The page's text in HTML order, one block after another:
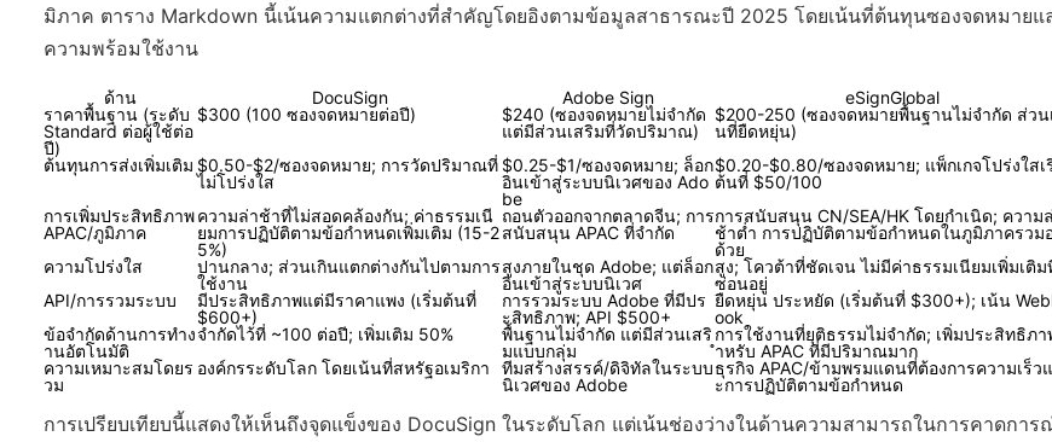
มิภาค ตาราง Markdown นี้เน้นความแตกต่างที่สำคัญโดยอิงตามข้อมูลสาธารณะปี 2025 โดยเน้นที่ต้นทุนซองจดหมายแ
ความพร้อมใช้งาน
ด้าน DocuSign Adobe Sign
eSignGlobal
ราคาพื้นฐาน (ระดับ
Standard ต่อผู้ใช้ต่อ
ปี)
$300 (100 ซองจดหมายต่อปี)
$240 (ซองจดหมายไม่จำกัด
แต่มีส่วนเสริมที่วัดปริมาณ)
$200-250 (ซองจดหมายพื้นฐานไม่จำกัด ส่วน
นที่ยืดหยุ่น)
ต้นทุนการส่งเพิ่มเติม $0.50-$2/ซองจดหมาย; การวัดปริมาณที่
ไม่โปร่งใส
$0.25-$1/ซองจดหมาย; ล็อก
อินเข้าสู่ระบบนิเวศของ Ado
be
$0.20-$0.80/ซองจดหมาย; แพ็กเกจโปร่งใสเ
ต้นที่ $50/100
การเพิ่มประสิทธิภาพ
APAC/ภูมิภาค
ความล่าช้าที่ไม่สอดคล้องกัน; ค่าธรรมเนี
ยมการปฏิบัติตามข้อกำหนดเพิ่มเติม (15-2
5%)
ถอนตัวออกจากตลาดจีน; การ
สนับสนุน APAC ที่จำกัด
การสนับสนุน CN/SEA/HK โดยกำเนิด; ความ
ช้าต่ำ การปฏิบัติตามข้อกำหนดในภูมิภาครวม
ด้วย
ความโปร่งใส
ปานกลาง; ส่วนเกินแตกต่างกันไปตามการ
ใช้งาน
สูงภายในชุด Adobe; แต่ล็อก
อินเข้าสู่ระบบนิเวศ
สูง; โควต้าที่ชัดเจน ไม่มีค่าธรรมเนียมเพิ่มเติม
ซ่อนอยู่
API/การรวมระบบ
มีประสิทธิภาพแต่มีราคาแพง (เริ่มต้นที่
$600+)
การรวมระบบ Adobe ที่มีปร
ะสิทธิภาพ; API $500+
ยืดหยุ่น ประหยัด (เริ่มต้นที่ $300+); เน้น
ook
ข้อจำกัดด้านการทำง
านอัตโนมัติ
จำกัดไว้ที่ ~100 ต่อปี; เพิ่มเติม 50%
พื้นฐานไม่จำกัด แต่มีส่วนเสริ
มแบบกลุ่ม
การใช้งานที่ยุติธรรมไม่จำกัด; เพิ่มประสิทธิภา
ำหรับ APAC ที่มีปริมาณมาก
ความเหมาะสมโดยร
วม
องค์กรระดับโลก โดยเน้นที่สหรัฐอเมริกา
ทีมสร้างสรรค์/ดิจิทัลในระบบ
นิเวศของ Adobe
ธุรกิจ APAC/ข้ามพรมแดนที่ต้องการความเร็ว
ะการปฏิบัติตามข้อกำหนด
การเปรียบเทียบนี้แสดงให้เห็นถึงจุดแข็งของ DocuSign ในระดับโลก แต่เน้นช่องว่างในด้านความสามารถในการคาดการ